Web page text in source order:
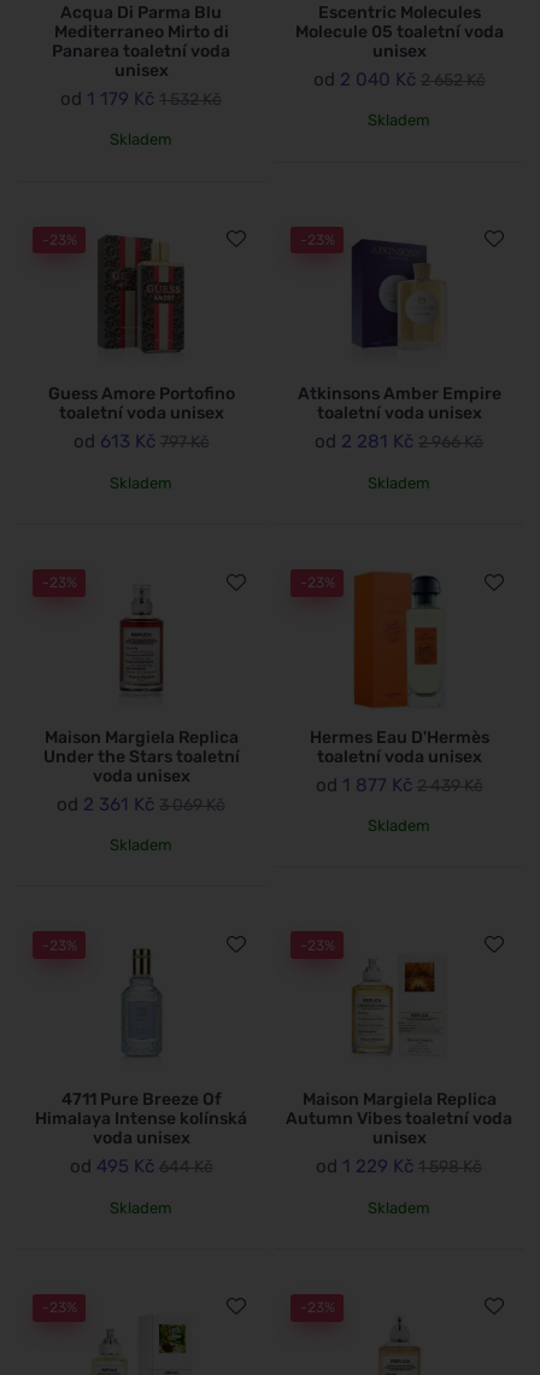
Acqua Di Parma Blu
Mediterraneo Mirto di
Panarea toaletní voda
unisex
od 1 179 Kč 1 532 Kč
Skladem
Escentric Molecules
Molecule 05 toaletní voda
unisex
od 2 040 Kč 2 652 Kč
Skladem
-23%
Guess Amore Portofino
toaletní voda unisex
od 613 Kč 797 Kč
Skladem
-23%
Atkinsons Amber Empire
toaletní voda unisex
od 2 281 Kč 2 966 Kč
Skladem
-23%
Maison Margiela Replica
Under the Stars toaletní
voda unisex
od 2 361 Kč 3 069 Kč
Skladem
-23%
Hermes Eau D'Hermès
toaletní voda unisex
od 1 877 Kč 2 439 Kč
Skladem
-23%
4711 Pure Breeze Of
Himalaya Intense kolínská
voda unisex
od 495 Kč 644 Kč
Skladem
-23%
Maison Margiela Replica
Autumn Vibes toaletní voda
unisex
od 1 229 Kč 1 598 Kč
Skladem
-23% -23%